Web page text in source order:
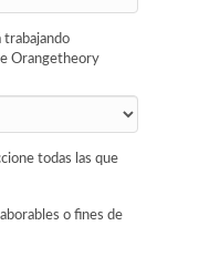
trabajando
Orangetheory
todas las que
o fines de